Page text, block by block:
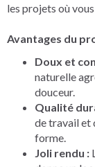
les projets où
Avantages du
Doux et
naturelle
douceur.
Qualité
de travail et
forme.
Joli rendu :